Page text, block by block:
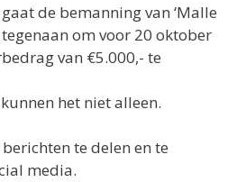
de bemanning van ‘Malle
tegenaan om voor 20 oktober
van €5.000,- te
het niet alleen.
te delen en te
media.